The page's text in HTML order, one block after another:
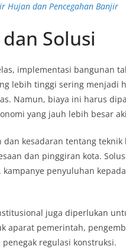
Hujan dan Pencegahan Banjir
Solusi
implementasi bangunan
lebih tinggi sering
Namun, biaya ini harus
yang jauh lebih besar
dan kesadaran tentang
dan pinggiran kota.
penyuluhan
juga diperlukan
aparat pemerintah,
regulasi konstruksi.